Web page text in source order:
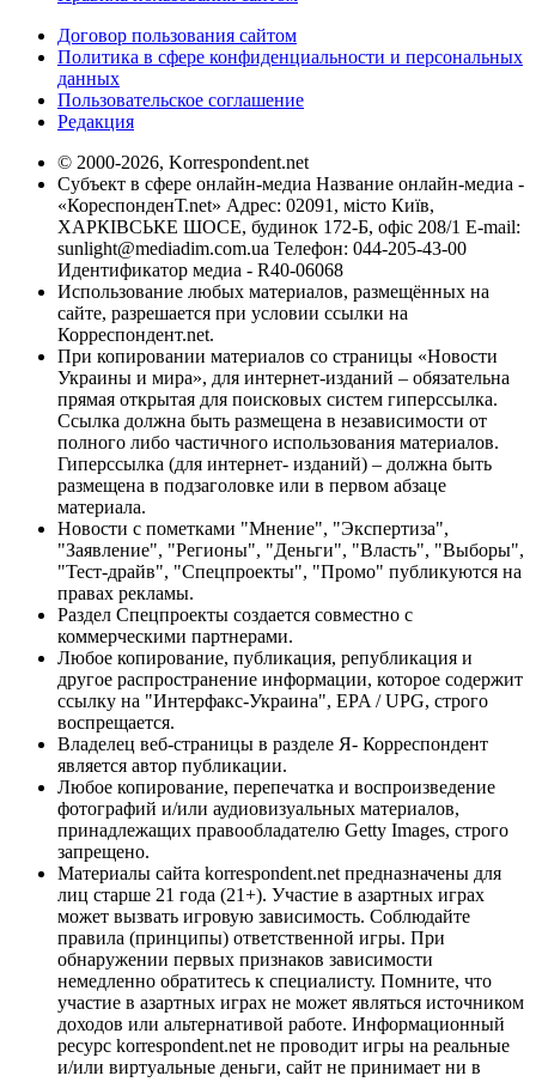
Договор пользования сайтом
Политика в сфере конфиденциальности и персональных
данных
Пользовательское соглашение
Редакция
© 2000-2026, Korrespondent.net
Субъект в сфере онлайн-медиа Название онлайн-медиа -
«КореспонденТ.net» Адрес: 02091, місто Київ,
ХАРКІВСЬКЕ ШОСЕ, будинок 172-Б, офіс 208/1 E-mail:
sunlight@mediadim.com.ua Телефон: 044-205-43-00
Идентификатор медиа - R40-06068
Использование любых материалов, размещённых на
сайте, разрешается при условии ссылки на
Корреспондент.net.
При копировании материалов со страницы «Новости
Украины и мира», для интернет-изданий – обязательна
прямая открытая для поисковых систем гиперссылка.
Ссылка должна быть размещена в независимости от
полного либо частичного использования материалов.
Гиперссылка (для интернет- изданий) – должна быть
размещена в подзаголовке или в первом абзаце
материала.
Новости с пометками "Мнение", "Экспертиза",
"Заявление", "Регионы", "Деньги", "Власть", "Выборы",
"Тест-драйв", "Спецпроекты", "Промо" публикуются на
правах рекламы.
Раздел Спецпроекты создается совместно с
коммерческими партнерами.
Любое копирование, публикация, републикация и
другое распространение информации, которое содержит
ссылку на "Интерфакс-Украина", EPA / UPG, строго
воспрещается.
Владелец веб-страницы в разделе Я- Корреспондент
является автор публикации.
Любое копирование, перепечатка и воспроизведение
фотографий и/или аудиовизуальных материалов,
принадлежащих правообладателю Getty Images, строго
запрещено.
Материалы сайта korrespondent.net предназначены для
лиц старше 21 года (21+). Участие в азартных играх
может вызвать игровую зависимость. Соблюдайте
правила (принципы) ответственной игры. При
обнаружении первых признаков зависимости
немедленно обратитесь к специалисту. Помните, что
участие в азартных играх не может являться источником
доходов или альтернативой работе. Информационный
ресурс korrespondent.net не проводит игры на реальные
и/или виртуальные деньги, сайт не принимает ни в